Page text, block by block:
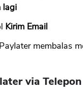
lagi
Kirim Email
membalas
via Telepon